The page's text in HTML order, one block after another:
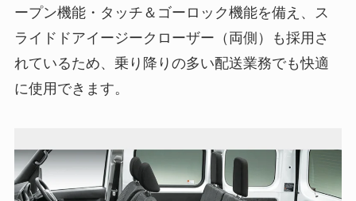
ープン機能・タッチ＆ゴーロック機能を備え、ス
ライドドアイージークローザー（両側）も採用さ
れているため、乗り降りの多い配送業務でも快適
に使用できます。